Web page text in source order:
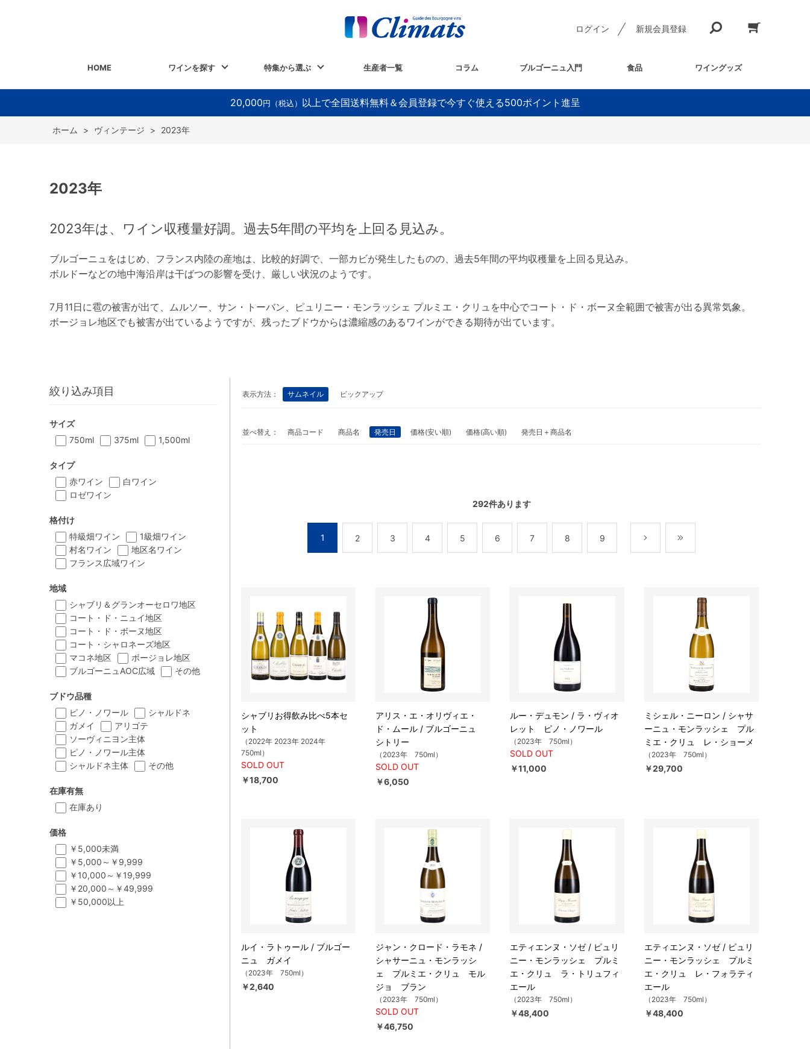
ログイン 新規会員登録
HOME ワインを探す 特集から選ぶ 生産者一覧 コラム ブルゴーニュ入門 食品 ワイングッズ
20,000 円（税込） 以上で全国送料無料＆会員登録で今すぐ使える500ポイント進呈
ホーム > ヴィンテージ > 2023年
2023年
2023年は、ワイン収穫量好調。過去5年間の平均を上回る見込み。
ブルゴーニュをはじめ、フランス内陸の産地は、比較的好調で、一部カビが発生したものの、過去5年間の平均収穫量を上回る見込み。
ボルドーなどの地中海沿岸は干ばつの影響を受け、厳しい状況のようです。
7月11日に雹の被害が出て、ムルソー、サン・トーバン、ピュリニー・モンラッシェ プルミエ・クリュを中心でコート・ド・ボーヌ全範囲で被害が出る異常気象。
ボージョレ地区でも被害が出ているようですが、残ったブドウからは濃縮感のあるワインができる期待が出ています。
絞り込み項目
サイズ
750ml
375ml 1,500ml
タイプ
赤ワイン
白ワイン
ロゼワイン
格付け
特級畑ワイン
1級畑ワイン
村名ワイン
地区名ワイン
フランス広域ワイン
地域
シャブリ＆グランオーセロワ地区
コート・ド・ニュイ地区
コート・ド・ボーヌ地区
コート・シャロネーズ地区
マコネ地区
ボージョレ地区
ブルゴーニュAOC広域
その他
ブドウ品種
ピノ・ノワール
シャルドネ
ガメイ
アリゴテ
ソーヴィニヨン主体
ピノ・ノワール主体
シャルドネ主体
その他
在庫有無
在庫あり
価格
￥5,000未満
￥5,000～￥9,999
￥10,000～￥19,999
￥20,000～￥49,999
￥50,000以上
表示方法： サムネイル ピックアップ
並べ替え： 商品コード 商品名 発売日 価格(安い順) 価格(高い順) 発売日＋商品名
292件あります
1 2 3 4 5 6 7 8 9
シャブリお得飲み比べ5本セ
ット
（2022年 2023年 2024年
750ml）
SOLD OUT
￥18,700
アリス・エ・オリヴィエ・
ド・ムール / ブルゴーニュ
シトリー
（2023年 750ml）
SOLD OUT
￥6,050
ルー・デュモン / ラ・ヴィオ
レット ピノ・ノワール
（2023年 750ml）
SOLD OUT
￥11,000
ミシェル・ニーロン / シャサ
ーニュ・モンラッシェ プル
ミエ・クリュ レ・ショーメ
（2023年 750ml）
￥29,700
ルイ・ラトゥール / ブルゴー
ニュ ガメイ
（2023年 750ml）
￥2,640
ジャン・クロード・ラモネ /
シャサーニュ・モンラッシ
ェ プルミエ・クリュ モル
ジョ ブラン
（2023年 750ml）
SOLD OUT
￥46,750
エティエンヌ・ソゼ / ピュリ
ニー・モンラッシェ プルミ
エ・クリュ ラ・トリュフィ
エール
（2023年 750ml）
￥48,400
エティエンヌ・ソゼ / ピュリ
ニー・モンラッシェ プルミ
エ・クリュ レ・フォラティ
エール
（2023年 750ml）
￥48,400